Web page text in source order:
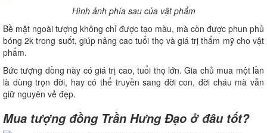
Hình ảnh phía sau của vật phẩm
Bề mặt ngoài tượng không chỉ được tạo màu, mà còn được phun phủ
bóng 2k trong suốt, giúp nâng cao tuổi thọ và giá trị thẩm mỹ cho vật
phẩm.
Bức tượng đồng này có giá trị cao, tuổi thọ lớn. Gia chủ mua một lần
là dùng trọn đời, hay có thể truyền sang đời con, đời cháu mà vẫn
giữ nguyên vẻ đẹp.
Mua tượng đồng Trần Hưng Đạo ở đâu tốt?